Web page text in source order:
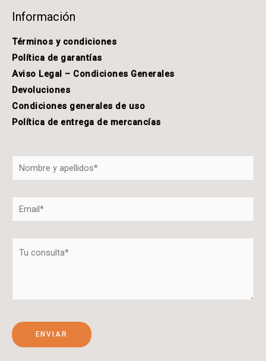
Información
Términos y condiciones
Política de garantías
Aviso Legal – Condiciones Generales
Devoluciones
Condiciones generales de uso
Política de entrega de mercancías